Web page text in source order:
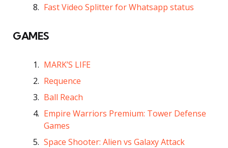
Fast Video Splitter for Whatsapp status
GAMES
MARK’S LIFE
Requence
Ball Reach
Empire Warriors Premium: Tower Defense
Games
Space Shooter: Alien vs Galaxy Attack